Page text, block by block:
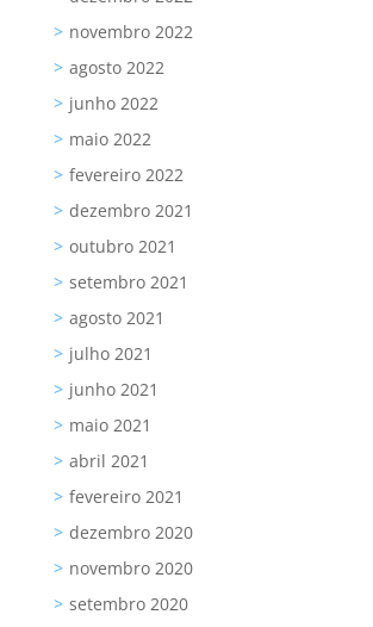
novembro 2022
agosto 2022
junho 2022
maio 2022
fevereiro 2022
dezembro 2021
outubro 2021
setembro 2021
agosto 2021
julho 2021
junho 2021
maio 2021
abril 2021
fevereiro 2021
dezembro 2020
novembro 2020
setembro 2020